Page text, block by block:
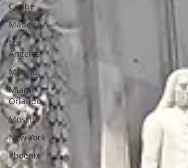
Caribe
Madeira
Los
Angeles
Madrid
Miami
Orlando
Moscou
New York
Phoenix